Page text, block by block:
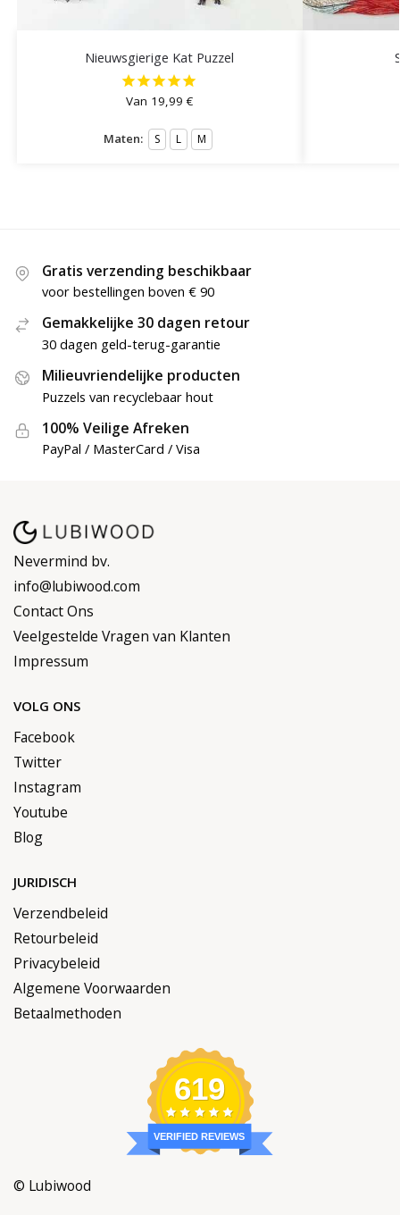
Nieuwsgierige Kat Puzzel
Van 19,99€
Maten: S L M
Gratis verzending beschikbaar
voor bestellingen boven € 90
Gemakkelijke 30 dagen retour
30 dagen geld-terug-garantie
Milieuvriendelijke producten
Puzzels van recyclebaar hout
100% Veilige Afreken
PayPal / MasterCard / Visa
Nevermind bv.
info@lubiwood.com
Contact Ons
Veelgestelde Vragen van Klanten
Impressum
VOLG ONS
Facebook
Twitter
Instagram
Youtube
Blog
JURIDISCH
Verzendbeleid
Retourbeleid
Privacybeleid
Algemene Voorwaarden
Betaalmethoden
619
VERIFIED REVIEWS
© Lubiwood